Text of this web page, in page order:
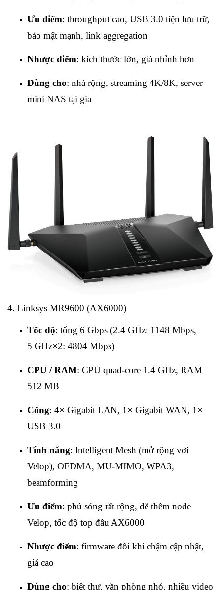
Ưu điểm: throughput cao, USB 3.0 tiện lưu trữ,
bảo mật mạnh, link aggregation
Nhược điểm: kích thước lớn, giá nhỉnh hơn
Dùng cho: nhà rộng, streaming 4K/8K, server
mini NAS tại gia
4. Linksys MR9600 (AX6000)
Tốc độ: tổng 6 Gbps (2.4 GHz: 1148 Mbps,
5 GHz×2: 4804 Mbps)
CPU / RAM: CPU quad‑core 1.4 GHz, RAM
512 MB
Cổng: 4× Gigabit LAN, 1× Gigabit WAN, 1×
USB 3.0
Tính năng: Intelligent Mesh (mở rộng với
Velop), OFDMA, MU‑MIMO, WPA3,
beamforming
Ưu điểm: phủ sóng rất rộng, dễ thêm node
Velop, tốc độ top đầu AX6000
Nhược điểm: firmware đôi khi chậm cập nhật,
giá cao
Dùng cho: biệt thự, văn phòng nhỏ, nhiều video